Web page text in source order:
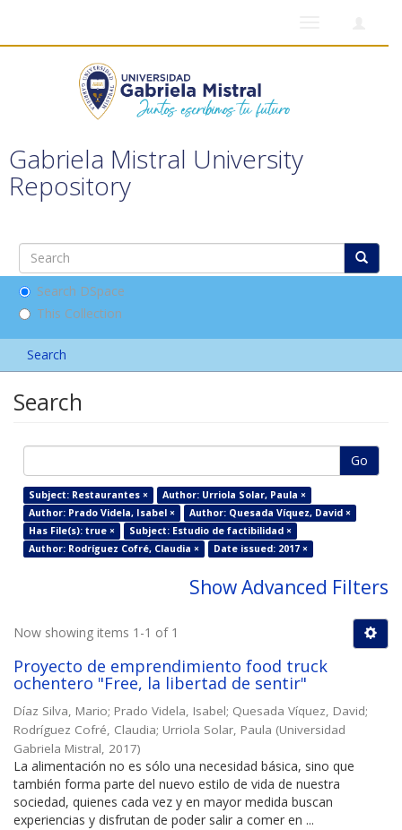
Gabriela Mistral University
Repository
Search DSpace
This Collection
Search
Search
Go
Subject: Restaurantes ×
Author: Urriola Solar, Paula ×
Author: Prado Videla, Isabel ×
Author: Quesada Víquez, David ×
Has File(s): true ×
Subject: Estudio de factibilidad ×
Author: Rodríguez Cofré, Claudia ×
Date issued: 2017 ×
Show Advanced Filters
Now showing items 1-1 of 1
Proyecto de emprendimiento food truck
ochentero "Free, la libertad de sentir"
Díaz Silva, Mario; Prado Videla, Isabel; Quesada Víquez, David;
Rodríguez Cofré, Claudia; Urriola Solar, Paula (Universidad
Gabriela Mistral, 2017)
La alimentación no es sólo una necesidad básica, sino que
también forma parte del nuevo estilo de vida de nuestra
sociedad, quienes cada vez y en mayor medida buscan
experiencias y disfrutan de poder salir a comer en ...